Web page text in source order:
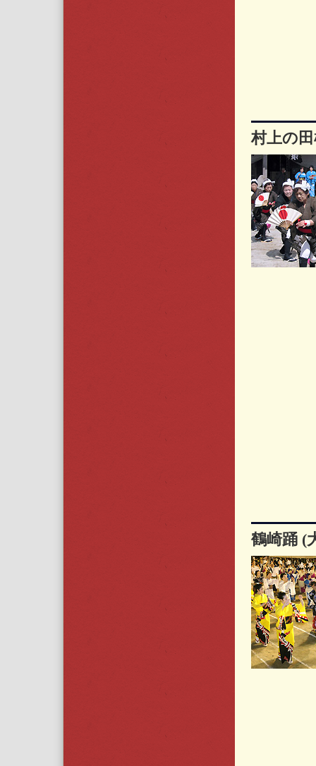
村上の
鶴崎踊